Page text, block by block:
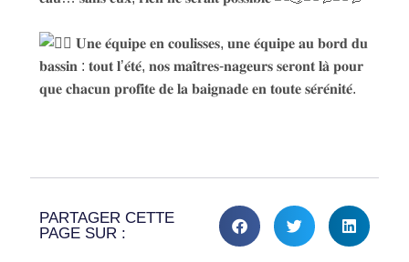
𝐔𝐧𝐞 𝐞́𝐪𝐮𝐢𝐩𝐞 𝐞𝐧 𝐜𝐨𝐮𝐥𝐢𝐬𝐬𝐞𝐬, 𝐮𝐧𝐞 𝐞́𝐪𝐮𝐢𝐩𝐞 𝐚𝐮 𝐛𝐨𝐫𝐝 𝐝𝐮
𝐛𝐚𝐬𝐬𝐢𝐧 : 𝐭𝐨𝐮𝐭 𝐥’𝐞́𝐭𝐞́, 𝐧𝐨𝐬 𝐦𝐚𝐢̂𝐭𝐫𝐞𝐬-𝐧𝐚𝐠𝐞𝐮𝐫𝐬 𝐬𝐞𝐫𝐨𝐧𝐭 𝐥𝐚̀ 𝐩𝐨𝐮𝐫
𝐪𝐮𝐞 𝐜𝐡𝐚𝐜𝐮𝐧 𝐩𝐫𝐨𝐟𝐢𝐭𝐞 𝐝𝐞 𝐥𝐚 𝐛𝐚𝐢𝐠𝐧𝐚𝐝𝐞 𝐞𝐧 𝐭𝐨𝐮𝐭𝐞 𝐬𝐞́𝐫𝐞́𝐧𝐢𝐭𝐞́.
PARTAGER CETTE
PAGE SUR :